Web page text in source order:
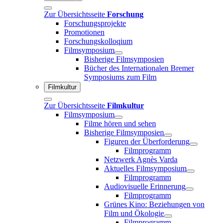
Zur Übersichtsseite Forschung
Forschungsprojekte
Promotionen
Forschungskolloqium
Filmsymposium
Bisherige Filmsymposien
Bücher des Internationalen Bremer
Symposiums zum Film
Filmkultur
Zur Übersichtsseite Filmkultur
Filmsymposium
Filme hören und sehen
Bisherige Filmsymposien
Figuren der Überforderung
Filmprogramm
Netzwerk Agnès Varda
Aktuelles Filmsymposium
Filmprogramm
Audiovisuelle Erinnerung
Filmprogramm
Grünes Kino: Beziehungen von
Film und Ökologie